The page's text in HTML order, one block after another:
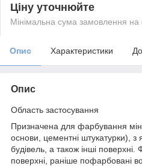
Ціну уточнюйте
Мінімальна сума замовлення
Опис Характеристики
Опис
Область застосування
Призначена для фарбування
основи, цементні штукатурки), з
будівель, а також інші
поверхні, раніше пофарбовані